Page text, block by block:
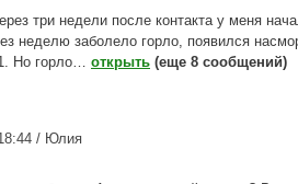
три недели после контакта у меня
неделю заболело горло, появился
Но горло… открыть (еще 8 сообщений)
/ Юлия